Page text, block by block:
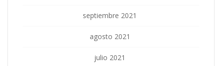
septiembre 2021
agosto 2021
julio 2021